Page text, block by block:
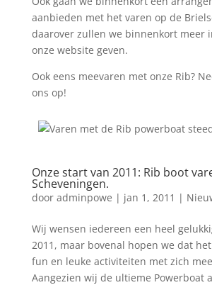
aanbieden met het varen op de
daarover zullen we binnenkort meer
onze website geven.
Ook eens meevaren met onze Rib?
ons op!
Onze start van 2011: Rib boot
Scheveningen.
door adminpowe | jan 1, 2011 |
Wij wensen iedereen een heel
2011, maar bovenal hopen we dat
fun en leuke activiteiten met zich
Aangezien wij de ultieme Powerboat